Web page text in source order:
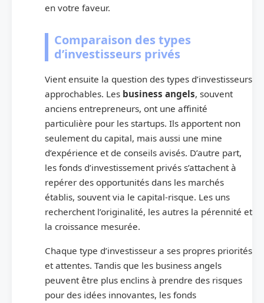
en votre faveur.
Comparaison des types
d’investisseurs privés
Vient ensuite la question des types d’investisseurs
approchables. Les business angels, souvent
anciens entrepreneurs, ont une affinité
particulière pour les startups. Ils apportent non
seulement du capital, mais aussi une mine
d’expérience et de conseils avisés. D’autre part,
les fonds d’investissement privés s’attachent à
repérer des opportunités dans les marchés
établis, souvent via le capital-risque. Les uns
recherchent l’originalité, les autres la pérennité et
la croissance mesurée.
Chaque type d’investisseur a ses propres priorités
et attentes. Tandis que les business angels
peuvent être plus enclins à prendre des risques
pour des idées innovantes, les fonds